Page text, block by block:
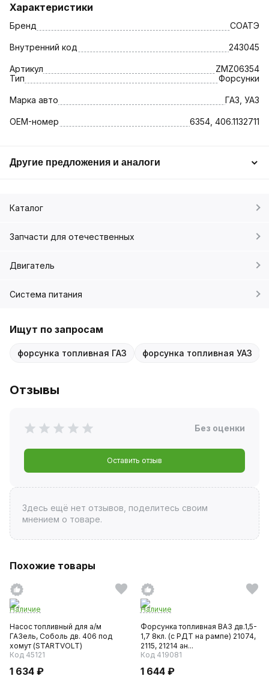
Характеристики
Бренд СОАТЭ
Внутренний код 243045
Артикул
ZMZ06354
Тип
Форсунки
Марка авто ГАЗ, УАЗ
OEM-номер 6354, 406.1132711
Другие предложения и аналоги
Каталог
Запчасти для отечественных
Двигатель
Система питания
Ищут по запросам
форсунка топливная ГАЗ форсунка топливная УАЗ
Отзывы
Без оценки
Оставить отзыв
Здесь ещё нет отзывов, поделитесь своим
мнением о товаре.
Похожие товары
Наличие
Насос топливный для а/м
ГАЗель, Соболь дв. 406 под
хомут (STARTVOLT)
Код 45121
1 634 ₽
Наличие
Форсунка топливная ВАЗ дв.1,5-
1,7 8кл. (с РДТ на рампе) 21074,
2115, 21214 ан...
Код 419081
1 644 ₽